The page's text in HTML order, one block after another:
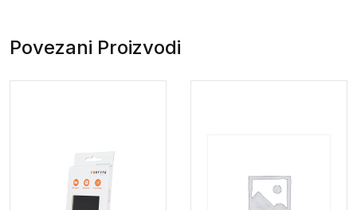
bez
Povezani Proizvodi